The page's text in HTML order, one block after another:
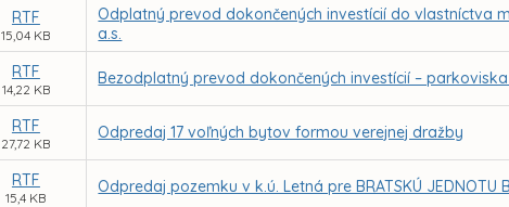
RTF
15,04 KB
Odplatný prevod dokončených investícií do vlastníctva
a.s.
RTF
14,22 KB
Bezodplatný prevod dokončených investícií – parkoviska
RTF
27,72 KB
Odpredaj 17 voľných bytov formou verejnej dražby
RTF
15,4 KB
Odpredaj pozemku v k.ú. Letná pre BRATSKÚ JEDNOTU